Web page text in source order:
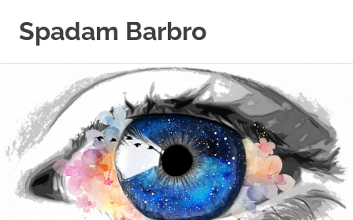
innehåll
Spadam Barbro